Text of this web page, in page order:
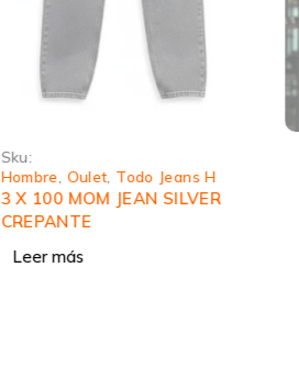
Sku:
Hombre Oulet, Todo Jeans H
3 X 100 MOM JEAN SILVER
CREPANTE
Leer más